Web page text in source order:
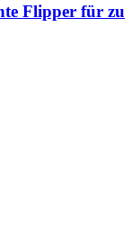
Flipper für zu